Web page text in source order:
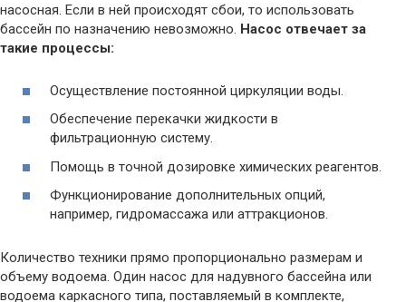
насосная. Если в ней происходят сбои, то использовать
бассейн по назначению невозможно. Насос отвечает за
такие процессы:
Осуществление постоянной циркуляции воды.
Обеспечение перекачки жидкости в
фильтрационную систему.
Помощь в точной дозировке химических реагентов.
Функционирование дополнительных опций,
например, гидромассажа или аттракционов.
Количество техники прямо пропорционально размерам и
объему водоема. Один насос для надувного бассейна или
водоема каркасного типа, поставляемый в комплекте,